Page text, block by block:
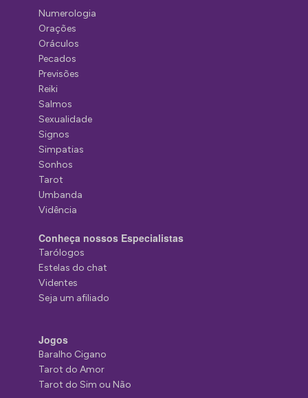
Numerologia
Orações
Oráculos
Pecados
Previsões
Reiki
Salmos
Sexualidade
Signos
Simpatias
Sonhos
Tarot
Umbanda
Vidência
Conheça nossos Especialistas
Tarólogos
Estelas do chat
Videntes
Seja um afiliado
Jogos
Baralho Cigano
Tarot do Amor
Tarot do Sim ou Não